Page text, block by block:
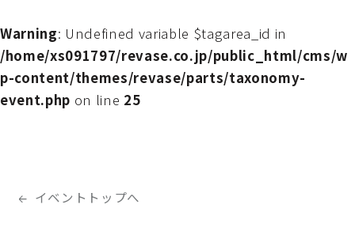
Warning: Undefined variable $tagarea_id in
/home/xs091797/revase.co.jp/public_html/cms/w
p-content/themes/revase/parts/taxonomy-
event.php on line 25
イベントトップへ